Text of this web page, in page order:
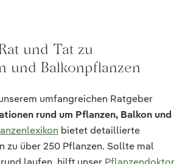
und Tat zu
und Balkonpflanzen
umfangreichen Ratgeber
rund um Pflanzen, Balkon und
bietet detaillierte
zu über 250 Pflanzen. Sollte mal